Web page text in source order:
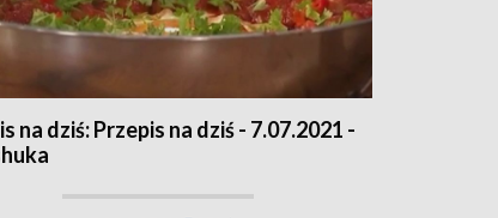
na dziś: Przepis na dziś - 7.07.2021 -